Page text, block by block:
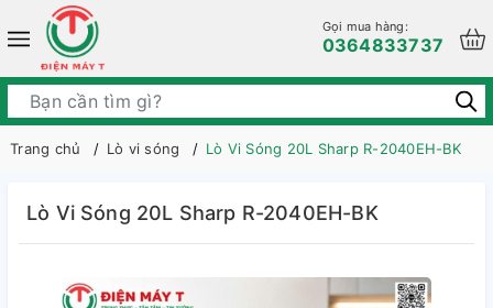
Gọi mua hàng:
0364833737
Trang chủ Lò vi sóng Lò Vi Sóng 20L Sharp R-2040EH-BK
Lò Vi Sóng 20L Sharp R-2040EH-BK